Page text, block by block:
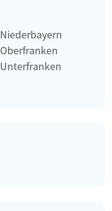
Niederbayern
Oberfranken
Unterfranken